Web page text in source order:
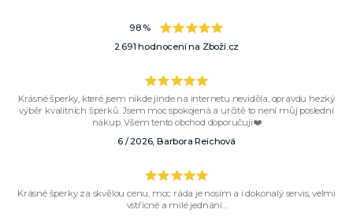
98 %
2 691 hodnocení na Zboží.cz
Krásné šperky, které jsem nikde jinde na internetu neviděla, opravdu hezký
výběr kvalitních šperků. Jsem moc spokojená a určitě to není můj poslední
nákup. Všem tento obchod doporučuji❤️
6 / 2026, Barbora Reichová
Krásné šperky za skvělou cenu, moc ráda je nosím a i dokonalý servis, velmi
vstřícné a milé jednání...